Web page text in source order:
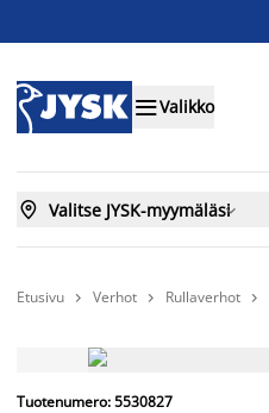
Valikko
 Valitse JYSK-myymäläsi
Etusivu  Verhot  Rullaverhot 
Tuotenumero: 5530827